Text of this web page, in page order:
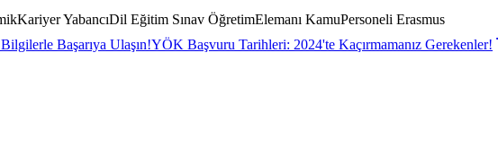
YabancıDil Eğitim Sınav ÖğretimElemanı KamuPersoneli Erasmus
Başarıya Ulaşın!YÖK Başvuru Tarihleri: 2024'te Kaçırmamanız Gerekenler!